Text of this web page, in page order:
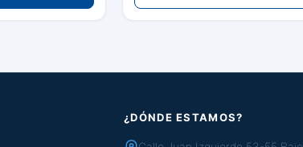
¿DÓNDE ESTAMOS?